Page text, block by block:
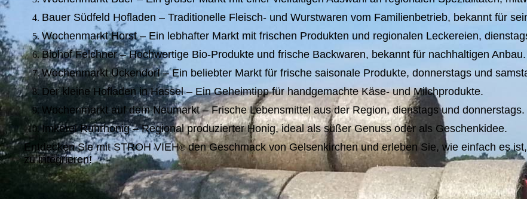
Bauer Südfeld Hofladen – Traditionelle Fleisch- und Wurstwaren vom Familienbetrieb, bekannt für
Wochenmarkt Horst – Ein lebhafter Markt mit frischen Produkten und regionalen Leckereien,
Biohof Felchner – Hochwertige Bio-Produkte und frische Backwaren, bekannt für nachhaltigen Anbau.
Wochenmarkt Ückendorf – Ein beliebter Markt für frische saisonale Produkte, donnerstags und
Der kleine Hofladen in Hassel – Ein Geheimtipp für handgemachte Käse- und Milchprodukte.
Wochenmarkt auf dem Neumarkt – Frische Lebensmittel aus der Region, dienstags und donnerstags.
Imkerei Ruhrhonig – Regional produzierter Honig, ideal als süßer Genuss oder als Geschenkidee.
Entdecken Sie mit STROH VIEH®den Geschmack von Gelsenkirchen und erleben Sie, wie einfach es
zu integrieren!